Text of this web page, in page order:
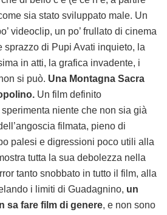
sia stato sviluppato male. Un
videoclip, un po’ frullato di cinema
sprazzo di Pupi Avati inquieto, la
in atti, la grafica invadente, i
si può. Una Montagna Sacra
Un film definito
niente che non sia già
filmata, pieno di
palesi e digressioni poco utili alla
tutta la sua debolezza nella
tanto snobbato in tutto il film, alla
i limiti di Guadagnino, un
sa fare film di genere, e non sono